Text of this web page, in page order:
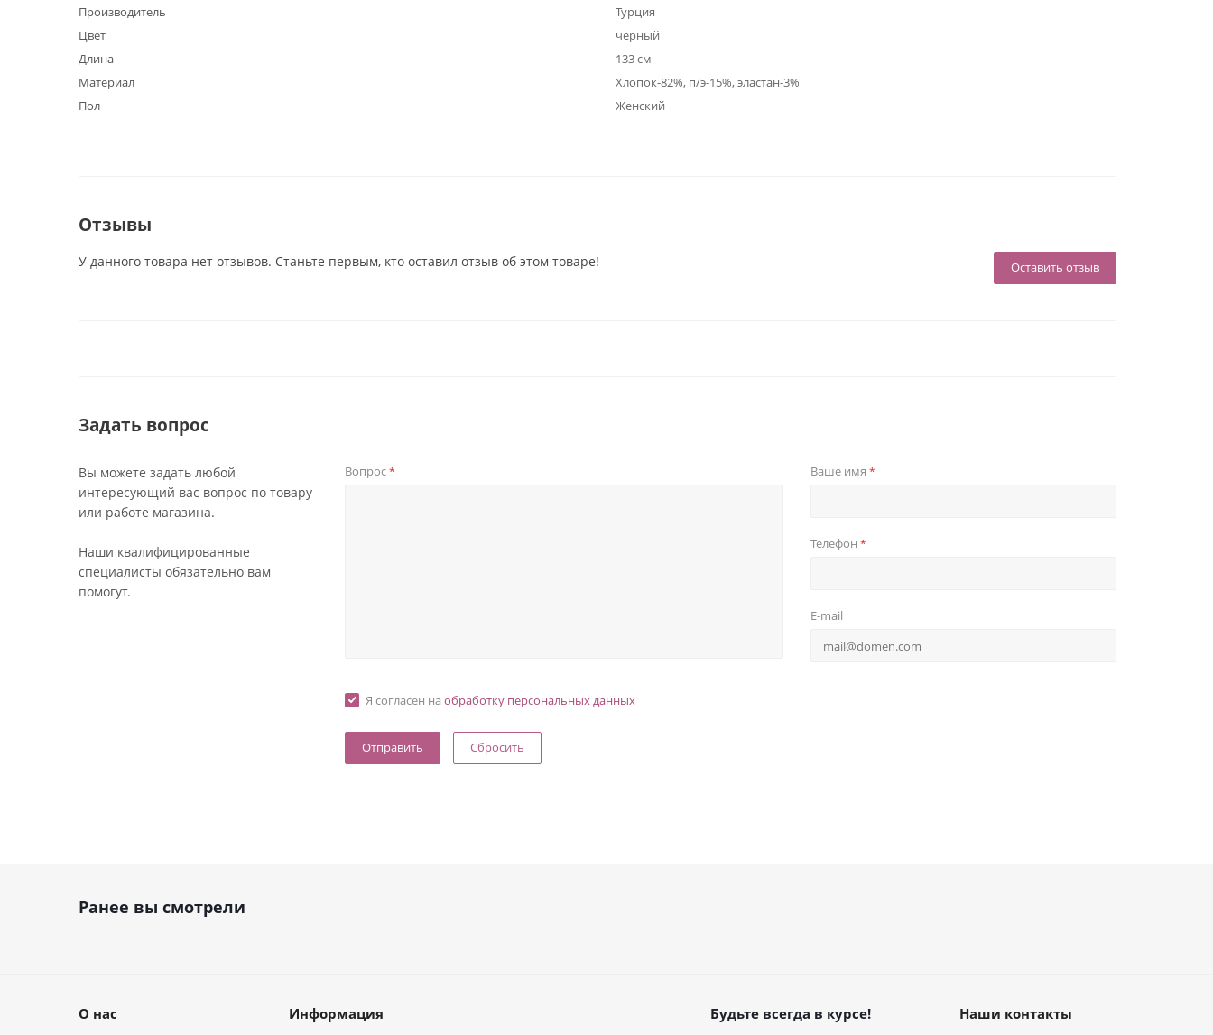
Производитель
Турция
Цвет
черный
Длина
133 см
Материал
Хлопок-82%, п/э-15%, эластан-3%
Пол
Женский
Отзывы
Оставить отзыв
У данного товара нет отзывов. Станьте первым, кто оставил отзыв об этом товаре!
Задать вопрос
Вы можете задать любой
интересующий вас вопрос по товару
или работе магазина.
Наши квалифицированные
специалисты обязательно вам
помогут.
Вопрос* Ваше имя*
Телефон*
E-mail
Я согласен на обработку персональных данных
Сбросить
Ранее вы смотрели
О нас Информация Будьте всегда в курсе! Наши контакты